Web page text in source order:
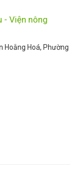
- Viện nông
Hoằng Hoá, Phường